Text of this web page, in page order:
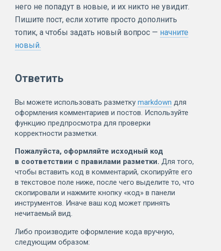
него не попадут в новые, и их никто не увидит.
Пишите пост, если хотите просто дополнить
топик, а чтобы задать новый вопрос — начните
новый.
Ответить
Вы можете использовать разметку markdown для
оформления комментариев и постов. Используйте
функцию предпросмотра для проверки
корректности разметки.
Пожалуйста, оформляйте исходный код
в соответствии с правилами разметки. Для того,
чтобы вставить код в комментарий, скопируйте его
в текстовое поле ниже, после чего выделите то, что
скопировали и нажмите кнопку «код» в панели
инструментов. Иначе ваш код может принять
нечитаемый вид.
Либо производите оформление кода вручную,
следующим образом: